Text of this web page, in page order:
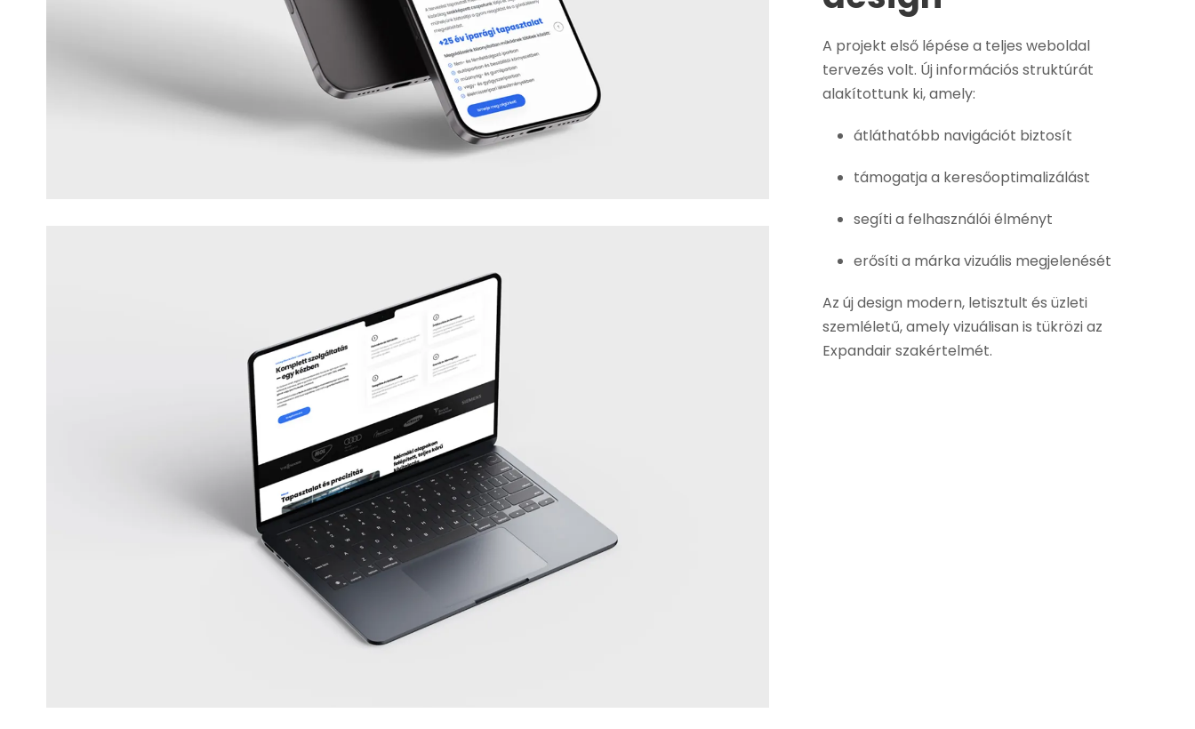
A projekt első lépése a teljes weboldal
tervezés volt. Új információs struktúrát
alakítottunk ki, amely:
átláthatóbb navigációt biztosít
támogatja a keresőoptimalizálást
segíti a felhasználói élményt
erősíti a márka vizuális megjelenését
Az új design modern, letisztult és üzleti
szemléletű, amely vizuálisan is tükrözi az
Expandair szakértelmét.